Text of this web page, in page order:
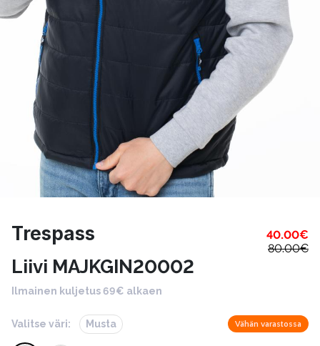
Trespass 40.00€
80.00€
Liivi MAJKGIN20002
Ilmainen kuljetus 69€ alkaen
Valitse väri: Musta Vähän varastossa